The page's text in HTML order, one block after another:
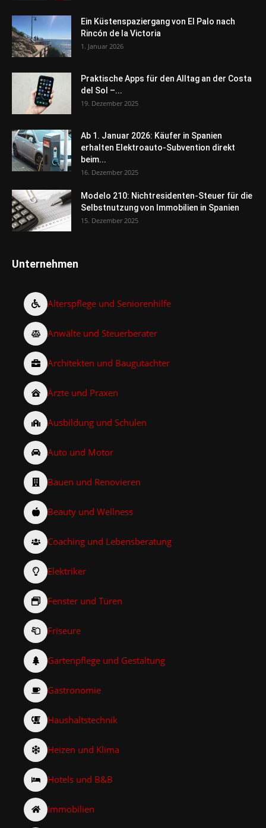
Ein Küstenspaziergang von El Palo nach
Rincón de la Victoria
1. Januar 2026
Praktische Apps für den Alltag an der Costa
del Sol –...
19. Dezember 2025
Ab 1. Januar 2026: Käufer in Spanien
erhalten Elektroauto-Subvention direkt
beim...
16. Dezember 2025
Modelo 210: Nichtresidenten-Steuer für die
Selbstnutzung von Immobilien in Spanien
15. Dezember 2025
Unternehmen
Alterspflege und Seniorenhilfe
Anwälte und Steuerberater
Architekten und Baugutachter
Ärzte und Praxen
Ausbildung und Schulen
Auto und Motor
Bauen und Renovieren
Beauty und Wellness
Coaching und Lebensberatung
Elektriker
Fenster und Türen
Friseure
Gartenpflege und Gestaltung
Gastronomie
Haushaltstechnik
Heizen und Klima
Hotels und B&B
Immobilien